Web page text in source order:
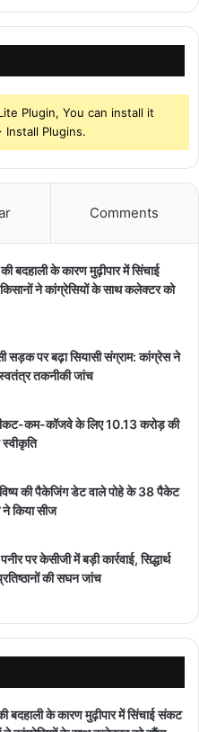
Plugin, You can install it
Plugins.
Comments
बदहाली के कारण मुढ़ीपार में सिंचाई
ने कांग्रेसियों के साथ कलेक्टर को
सड़क पर बढ़ा सियासी संग्राम: कांग्रेस ने
तकनीकी जांच
कम-कॉजवे के लिए 10.13 करोड़ की
की पैकेजिंग डेट वाले पोहे के 38 पैकेट
ने किया सीज
पर केसीजी में बड़ी कार्रवाई, सिद्धार्थ
की सघन जांच
बदहाली के कारण मुढ़ीपार में सिंचाई संकट